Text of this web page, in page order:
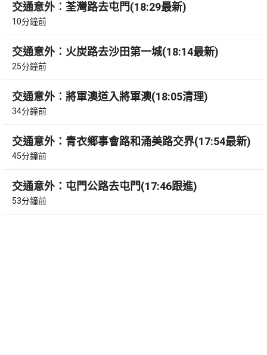
交通意外︰荃灣路去屯門(18:29最新)
10分鐘前
交通意外︰火炭路去沙田第一城(18:14最新)
25分鐘前
交通意外︰將軍澳道入將軍澳(18:05清理)
34分鐘前
交通意外：青衣鄉事會路和涌美路交界(17:54最新)
45分鐘前
交通意外：屯門公路去屯門(17:46跟進)
53分鐘前